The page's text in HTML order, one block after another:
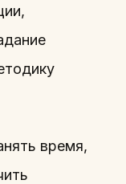
время,